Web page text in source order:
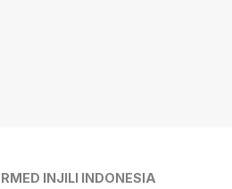
INJILI INDONESIA